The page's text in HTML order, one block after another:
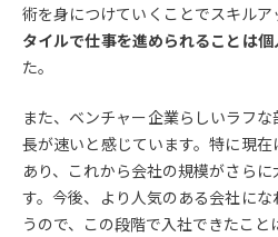
術を身につけていくことでスキルア
タイルで仕事を進められることは
た。
また、ベンチャー企業らしいラフ
長が速いと感じています。特に現
あり、これから会社の規模がさら
す。今後、より人気のある会社に
うので、この段階で入社できたこと